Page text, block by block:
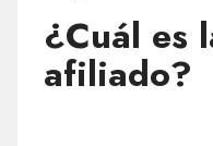
¿Cuál es
afiliado?